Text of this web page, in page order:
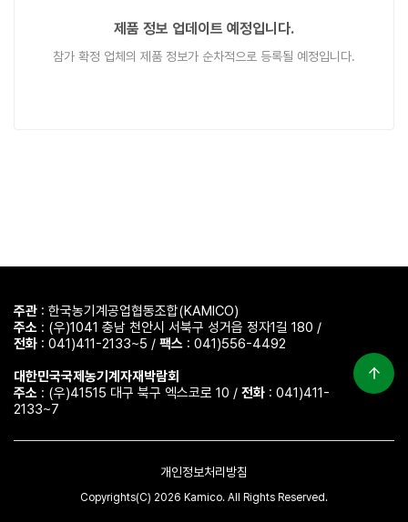
제품 정보 업데이트 예정입니다.
참가 확정 업체의 제품 정보가 순차적으로 등록될 예정입니다.
주관 : 한국농기계공업협동조합(KAMICO)
주소 : (우)1041 충남 천안시 서북구 성거읍 정자1길 180 /
전화 : 041)411-2133~5 / 팩스 : 041)556-4492
대한민국국제농기계자재박람회
주소 : (우)41515 대구 북구 엑스코로 10 / 전화 : 041)411-
2133~7
개인정보처리방침
Copyrights(C) 2026 Kamico. All Rights Reserved.